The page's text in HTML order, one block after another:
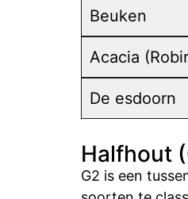
Beuken
Acacia
De esdoorn
Halfhout
G2 is een